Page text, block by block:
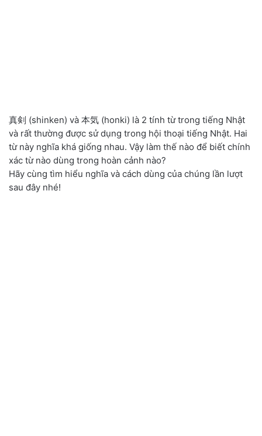
真剣 (shinken) và 本気 (honki) là 2 tính từ trong tiếng Nhật
và rất thường được sử dụng trong hội thoại tiếng Nhật. Hai
từ này nghĩa khá giống nhau. Vậy làm thế nào để biết chính
xác từ nào dùng trong hoàn cảnh nào?
Hãy cùng tìm hiểu nghĩa và cách dùng của chúng lần lượt
sau đây nhé!